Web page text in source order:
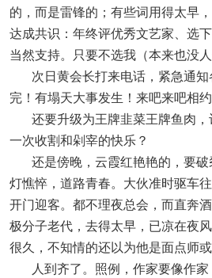
的，而是雷锋的；有些词用得太早
达成共识：年终评优秀文艺家、选
当然支持。只要不选我（本来也没
次日黄会长打来电话，紧急通知
完！有塌天大事发生！来吧来吧相
还要升级为王牌韭菜王牌鱼肉，
一次收割和剁宰的快乐？
还是傍晚，云霞红艳艳的，要破
灯憔悴，道路青春。大伙准时驱车
开门迎客。都不理夜总会，而直奔
极分子老代，去得太早，已凉在夜
很久，不知情的还以为他是面点师或
人到齐了。照例，作家要像作家